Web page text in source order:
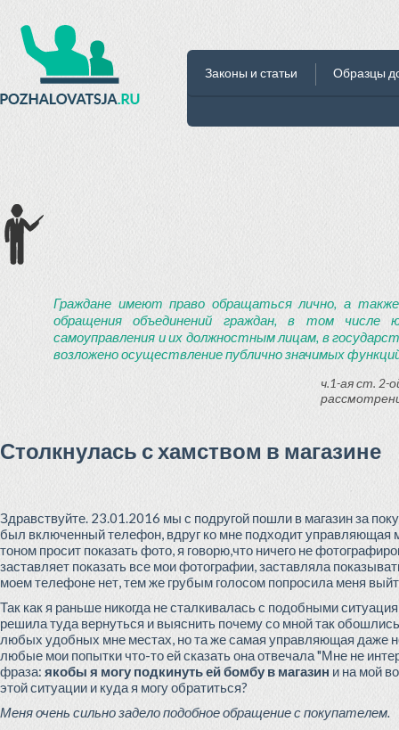
Законы и статьи Образцы
Граждане имеют право обращаться лично, а
обращения объединений граждан, в том числе
самоуправления и их должностным лицам, в
возложено осуществление публично значимых
ч.1-ая ст. 2-
Столкнулась с хамством в магазине
Здравствуйте. 23.01.2016 мы с подругой пошли в магазин за
был включенный телефон, вдруг ко мне подходит управляющая
тоном просит показать фото, я говорю,что ничего не
заставляет показать все мои фотографии, заставляла
моем телефоне нет, тем же грубым голосом попросила меня
Так как я раньше никогда не сталкивалась с подобными
решила туда вернуться и выяснить почему со мной так
любых удобных мне местах, но та же самая управляющая даже
любые мои попытки что-то ей сказать она отвечала "Мне не
фраза: якобы я могу подкинуть ей бомбу в магазин и на мой
этой ситуации и куда я могу обратиться?
Меня очень сильно задело подобное обращение с покупателем.